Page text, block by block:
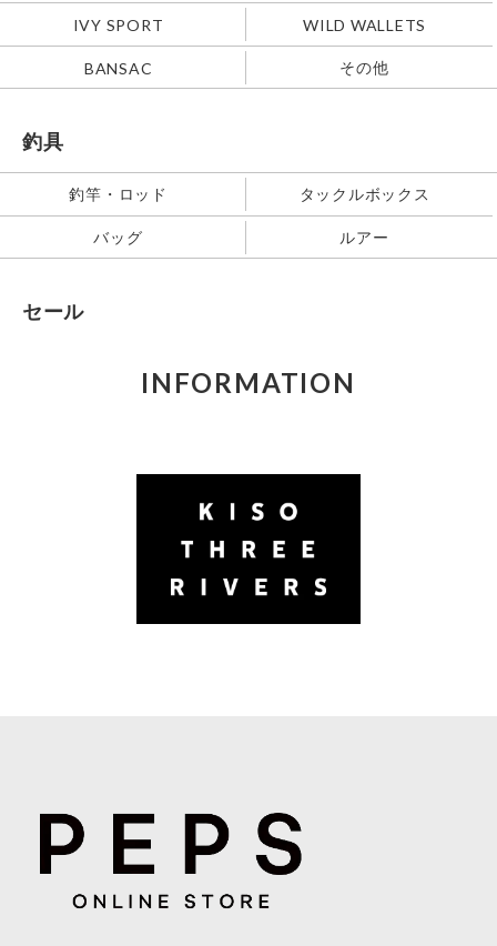
IVY SPORT WILD WALLETS
BANSAC その他
釣具
釣竿・ロッド タックルボックス
バッグ ルアー
セール
INFORMATION